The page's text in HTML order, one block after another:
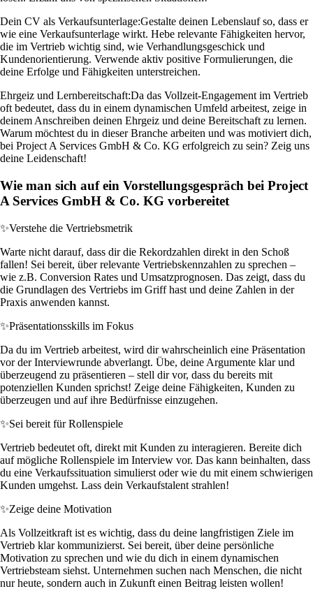
Dein CV als Verkaufsunterlage:Gestalte deinen Lebenslauf so, dass er
wie eine Verkaufsunterlage wirkt. Hebe relevante Fähigkeiten hervor,
die im Vertrieb wichtig sind, wie Verhandlungsgeschick und
Kundenorientierung. Verwende aktiv positive Formulierungen, die
deine Erfolge und Fähigkeiten unterstreichen.
Ehrgeiz und Lernbereitschaft:Da das Vollzeit-Engagement im Vertrieb
oft bedeutet, dass du in einem dynamischen Umfeld arbeitest, zeige in
deinem Anschreiben deinen Ehrgeiz und deine Bereitschaft zu lernen.
Warum möchtest du in dieser Branche arbeiten und was motiviert dich,
bei Project A Services GmbH & Co. KG erfolgreich zu sein? Zeig uns
deine Leidenschaft!
Wie man sich auf ein Vorstellungsgespräch bei Project
A Services GmbH & Co. KG vorbereitet
✨Verstehe die Vertriebsmetrik
Warte nicht darauf, dass dir die Rekordzahlen direkt in den Schoß
fallen! Sei bereit, über relevante Vertriebskennzahlen zu sprechen –
wie z.B. Conversion Rates und Umsatzprognosen. Das zeigt, dass du
die Grundlagen des Vertriebs im Griff hast und deine Zahlen in der
Praxis anwenden kannst.
✨Präsentationsskills im Fokus
Da du im Vertrieb arbeitest, wird dir wahrscheinlich eine Präsentation
vor der Interviewrunde abverlangt. Übe, deine Argumente klar und
überzeugend zu präsentieren – stell dir vor, dass du bereits mit
potenziellen Kunden sprichst! Zeige deine Fähigkeiten, Kunden zu
überzeugen und auf ihre Bedürfnisse einzugehen.
✨Sei bereit für Rollenspiele
Vertrieb bedeutet oft, direkt mit Kunden zu interagieren. Bereite dich
auf mögliche Rollenspiele im Interview vor. Das kann beinhalten, dass
du eine Verkaufssituation simulierst oder wie du mit einem schwierigen
Kunden umgehst. Lass dein Verkaufstalent strahlen!
✨Zeige deine Motivation
Als Vollzeitkraft ist es wichtig, dass du deine langfristigen Ziele im
Vertrieb klar kommunizierst. Sei bereit, über deine persönliche
Motivation zu sprechen und wie du dich in einem dynamischen
Vertriebsteam siehst. Unternehmen suchen nach Menschen, die nicht
nur heute, sondern auch in Zukunft einen Beitrag leisten wollen!